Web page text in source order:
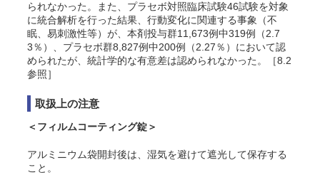
られなかった 。また、プラセボ対照臨床試験46試験を対象
に統合解析を行った結果、行動変化に関連する事象（不
眠、易刺激性等）が、本剤投与群11,673例中319例（2.7
3％）、プラセボ群8,827例中200例（2.27％）において認
められたが、統計学的な有意差は認められなかった 。［8.2
参照］
取扱上の注意
＜フィルムコーティング錠＞
アルミニウム袋開封後は、湿気を避けて遮光して保存する
こと。